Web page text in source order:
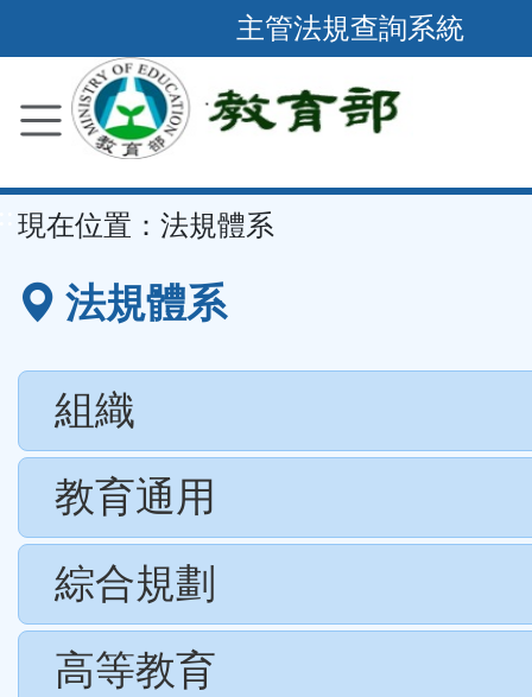
到
要
容
區
主管法規查詢系統
現在位置： 法規體系
法規體系
組織
教育通用
綜合規劃
高等教育